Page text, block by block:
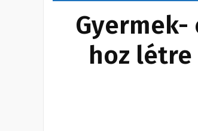
hoz létre